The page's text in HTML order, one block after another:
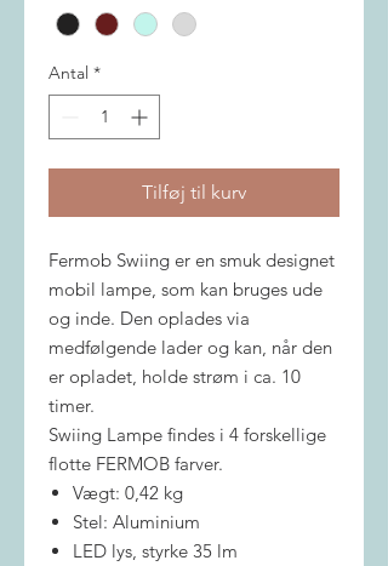
Antal *
Tilføj til kurv
Fermob Swiing er en smuk designet
mobil lampe, som kan bruges ude
og inde. Den oplades via
medfølgende lader og kan, når den
er opladet, holde strøm i ca. 10
timer.
Swiing Lampe findes i 4 forskellige
flotte FERMOB farver.
Vægt: 0,42 kg
Stel: Aluminium
LED lys, styrke 35 lm